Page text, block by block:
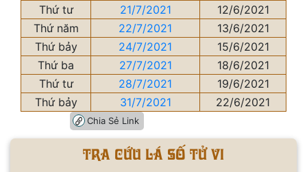
Thứ tư
21/7/2021
12/6/2021
Thứ năm
22/7/2021
13/6/2021
Thứ bảy
24/7/2021
15/6/2021
Thứ ba
27/7/2021
18/6/2021
Thứ tư
28/7/2021
19/6/2021
Thứ bảy
31/7/2021 22/6/2021
Chia Sẻ Link
Tra cứu lá số tử vi